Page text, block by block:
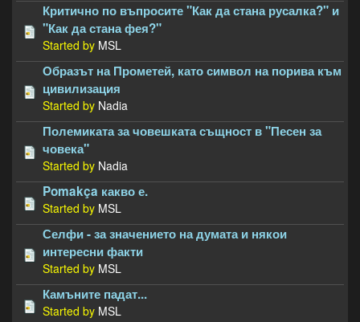
Критично по въпросите "Как да стана русалка?" и
"Как да стана фея?"
Started by MSL
Образът на Прометей, като символ на порива към
цивилизация
Started by Nadia
Полемиката за човешката същност в "Песен за
човека"
Started by Nadia
Pomakça какво е.
Started by MSL
Селфи - за значението на думата и някои
интересни факти
Started by MSL
Камъните падат...
Started by MSL